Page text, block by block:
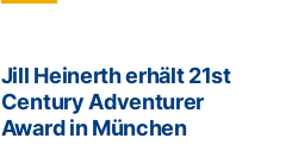
Jill Heinerth erhält 21st
Century Adventurer
Award in München